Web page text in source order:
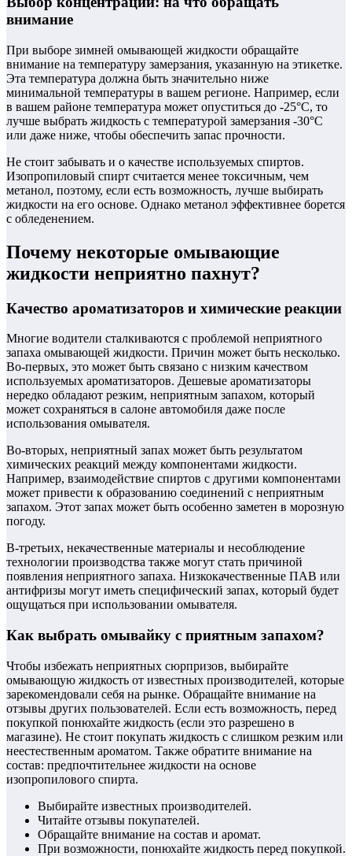
внимание
При выборе зимней омывающей жидкости обращайте
внимание на температуру замерзания, указанную на этикетке.
Эта температура должна быть значительно ниже
минимальной температуры в вашем регионе. Например, если
в вашем районе температура может опуститься до -25°C, то
лучше выбрать жидкость с температурой замерзания -30°C
или даже ниже, чтобы обеспечить запас прочности.
Не стоит забывать и о качестве используемых спиртов.
Изопропиловый спирт считается менее токсичным, чем
метанол, поэтому, если есть возможность, лучше выбирать
жидкости на его основе. Однако метанол эффективнее борется
с обледенением.
Почему некоторые омывающие
жидкости неприятно пахнут?
Качество ароматизаторов и химические реакции
Многие водители сталкиваются с проблемой неприятного
запаха омывающей жидкости. Причин может быть несколько.
Во-первых, это может быть связано с низким качеством
используемых ароматизаторов. Дешевые ароматизаторы
нередко обладают резким, неприятным запахом, который
может сохраняться в салоне автомобиля даже после
использования омывателя.
Во-вторых, неприятный запах может быть результатом
химических реакций между компонентами жидкости.
Например, взаимодействие спиртов с другими компонентами
может привести к образованию соединений с неприятным
запахом. Этот запах может быть особенно заметен в морозную
погоду.
В-третьих, некачественные материалы и несоблюдение
технологии производства также могут стать причиной
появления неприятного запаха. Низкокачественные ПАВ или
антифризы могут иметь специфический запах, который будет
ощущаться при использовании омывателя.
Как выбрать омывайку с приятным запахом?
Чтобы избежать неприятных сюрпризов, выбирайте
омывающую жидкость от известных производителей, которые
зарекомендовали себя на рынке. Обращайте внимание на
отзывы других пользователей. Если есть возможность, перед
покупкой понюхайте жидкость (если это разрешено в
магазине). Не стоит покупать жидкость с слишком резким или
неестественным ароматом. Также обратите внимание на
состав: предпочтительнее жидкости на основе
изопропилового спирта.
Выбирайте известных производителей.
Читайте отзывы покупателей.
Обращайте внимание на состав и аромат.
При возможности, понюхайте жидкость перед покупкой.